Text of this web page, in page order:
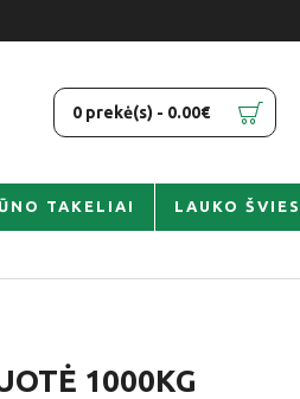
0 prekė(s) - 0.00€
TAKELIAI LAUKO
1000KG